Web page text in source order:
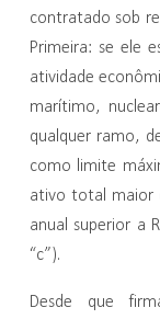
contratado sob
Primeira: se ele
atividade
marítimo,
qualquer ramo,
como limite
ativo total maior
anual superior a
“c”).
Desde que